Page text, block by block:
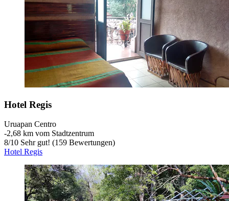
Hotel Regis
Uruapan Centro
‐2,68 km vom Stadtzentrum
8/10 Sehr gut! (159 Bewertungen)
Hotel Regis